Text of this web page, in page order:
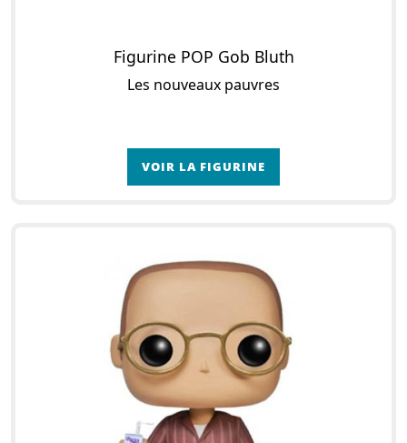
Figurine POP Gob Bluth
Les nouveaux pauvres
VOIR LA FIGURINE